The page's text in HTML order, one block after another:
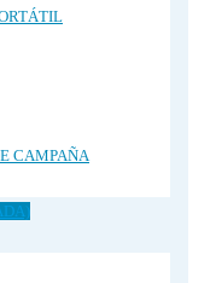
CAMPAÑA